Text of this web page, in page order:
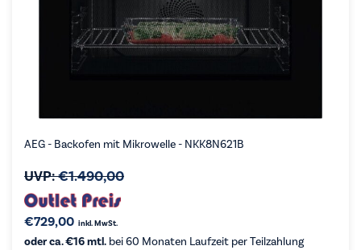
AEG - Backofen mit Mikrowelle - NKK8N621B
UVP:€1.490,00
€729,00 inkl. MwSt.
oder ca. €16 mtl. bei 60 Monaten Laufzeit per Teilzahlung